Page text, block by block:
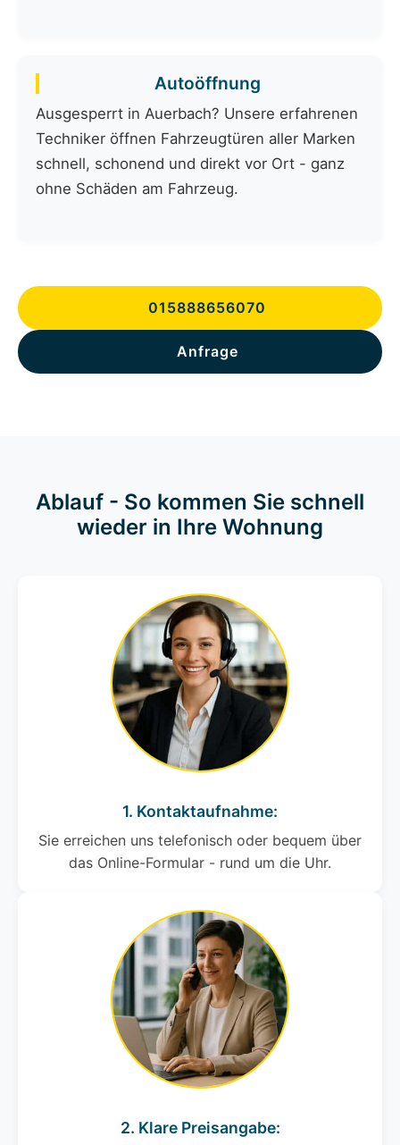
Autoöffnung
Ausgesperrt in Auerbach? Unsere erfahrenen
Techniker öffnen Fahrzeugtüren aller Marken
schnell, schonend und direkt vor Ort - ganz
ohne Schäden am Fahrzeug.
015888656070
Anfrage
Ablauf - So kommen Sie schnell
wieder in Ihre Wohnung
1. Kontaktaufnahme:
Sie erreichen uns telefonisch oder bequem über
das Online-Formular - rund um die Uhr.
2. Klare Preisangabe: